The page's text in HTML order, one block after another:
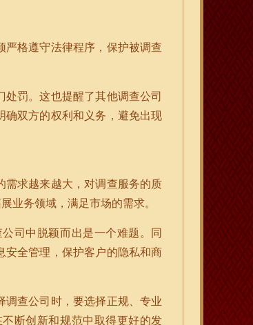
格遵守法律程序，保护被调查
罚。这也提醒了其他调查公司
确双方的权利和义务，避免出现
需求越来越大，对调查服务的质
业务领域，满足市场的需求。
司中脱颖而出是一个难题。同
安全管理，保护客户的隐私和商
查公司时，要选择正规、专业
断创新和规范中取得更好的发